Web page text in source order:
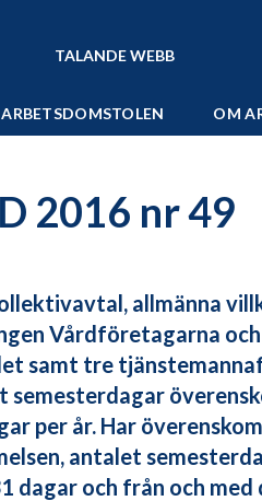
TALANDE WEBB
ARBETSDOMSTOLEN OM
2016 nr 49
allmänna
Vårdföretagarna och
samt tre
per år. Har
antalet
dagar och från och